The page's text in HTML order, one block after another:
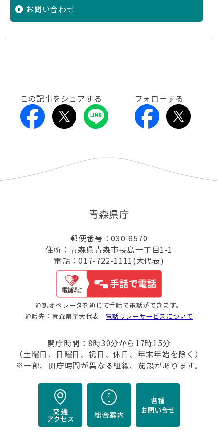
お問い合わせ
この記事をシェアする フォローする
青森県庁
郵便番号：030-8570
住所：青森県青森市長島一丁目1-1
電話：017-722-1111(大代表)
通訳オペレータを通じて手話で電話ができます。
通話先：青森県庁大代表 電話リレーサービスについて
開庁時間：8時30分から17時15分
（土曜日、日曜日、祝日、休日、年末年始を除く）
※一部、開庁時間が異なる組織、施設があります。